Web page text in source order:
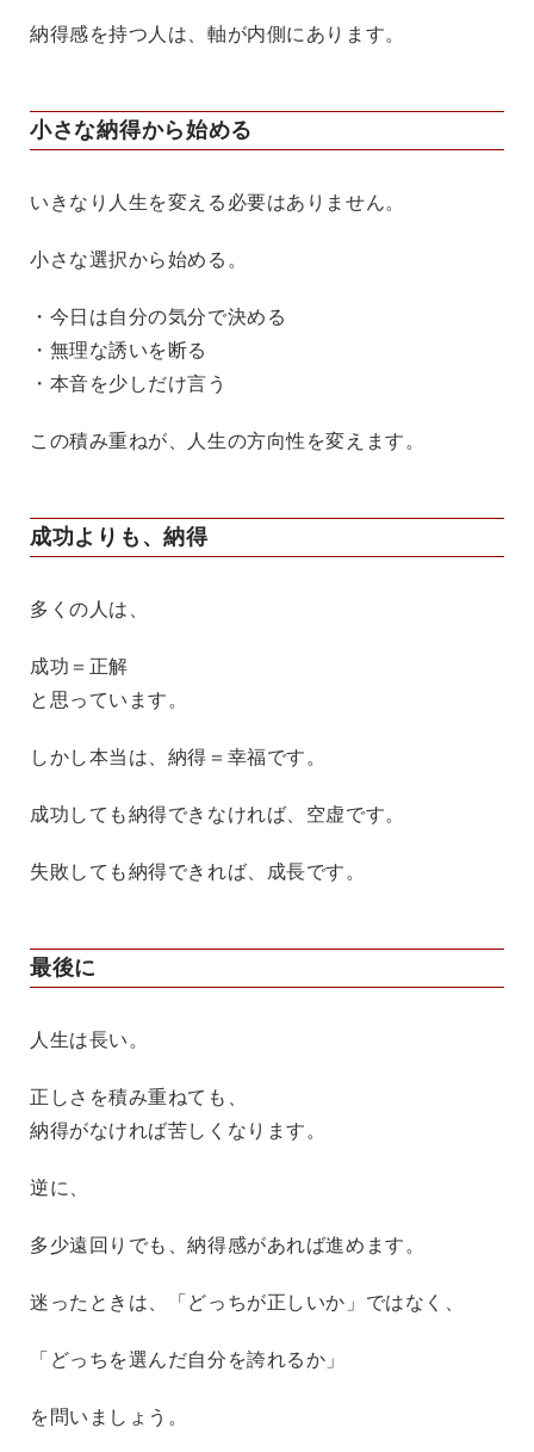
納得感を持つ人は、軸が内側にあります。
小さな納得から始める
いきなり人生を変える必要はありません。
小さな選択から始める。
・今日は自分の気分で決める
・無理な誘いを断る
・本音を少しだけ言う
この積み重ねが、人生の方向性を変えます。
成功よりも、納得
多くの人は、
成功＝正解
と思っています。
しかし本当は、納得＝幸福です。
成功しても納得できなければ、空虚です。
失敗しても納得できれば、成長です。
最後に
人生は長い。
正しさを積み重ねても、
納得がなければ苦しくなります。
逆に、
多少遠回りでも、納得感があれば進めます。
迷ったときは、「どっちが正しいか」ではなく、
「どっちを選んだ自分を誇れるか」
を問いましょう。